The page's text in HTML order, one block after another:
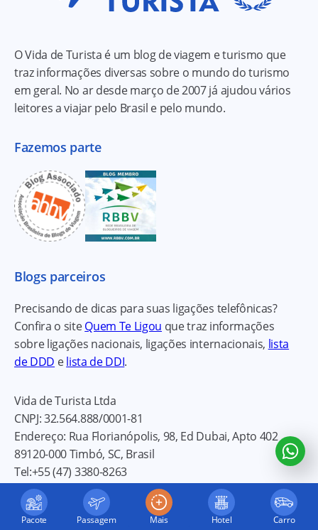
O Vida de Turista é um blog de viagem e turismo que
traz informações diversas sobre o mundo do turismo
em geral. No ar desde março de 2007 já ajudou vários
leitores a viajar pelo Brasil e pelo mundo.
Fazemos parte
Blogs parceiros
Precisando de dicas para suas ligações telefônicas?
Confira o siteQuem Te Ligou que traz informações
sobre ligações nacionais, ligações internacionais, lista
de DDD elista de DDI.
Vida de Turista Ltda
CNPJ:32.564.888/0001-81
Endereço: Rua Florianópolis, 98, Ed Dubai, Apto 402
89120-000Timbó, SC, Brasil
Tel:+55 (47) 3380-8263
E-mail:
thiagobusarello@vidadeturista.com
Política de privacidade
Pacote Passagem Hotel Carro
Mais